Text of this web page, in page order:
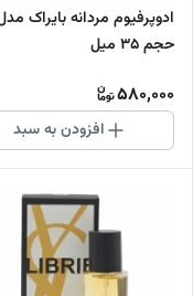
حجم 35 میل
580,000
افزودن به سبد